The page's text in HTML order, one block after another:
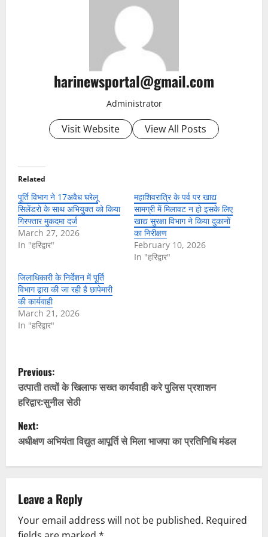
harinewsportal@gmail.com
Administrator
Visit Website View All Posts
Related
पूर्ति विभाग ने 17अवैध घरेलू
सिलेंडरो के साथ अभियुक्त को किया
गिरफ्तार मुकदमा दर्ज
March 27, 2026
In "हरिद्वार"
महाशिवरात्रि के पर्व पर खाद्य
सामग्री में मिलावट न हो इसके लिए
खाद्य सुरक्षा विभाग ने किया दुकानों
का निरीक्षण
February 10, 2026
In "हरिद्वार"
जिलाधिकारी के निर्देशन में पूर्ति
विभाग द्वारा की जा रही है छापेमारी
की कार्यवाही
March 21, 2026
In "हरिद्वार"
P
o
s
t
n
a
v
Previous:
उत्पाती तत्वों के खिलाफ सख्त कार्यवाही करे पुलिस प्रशाशन
हरिद्वार:सुनील सेठी
Next:
अधीक्षण अभियंता विद्युत आपूर्ति से मिला भाजपा का प्रतिनिधि मंडल
Leave a Reply
Your email address will not be published. Required